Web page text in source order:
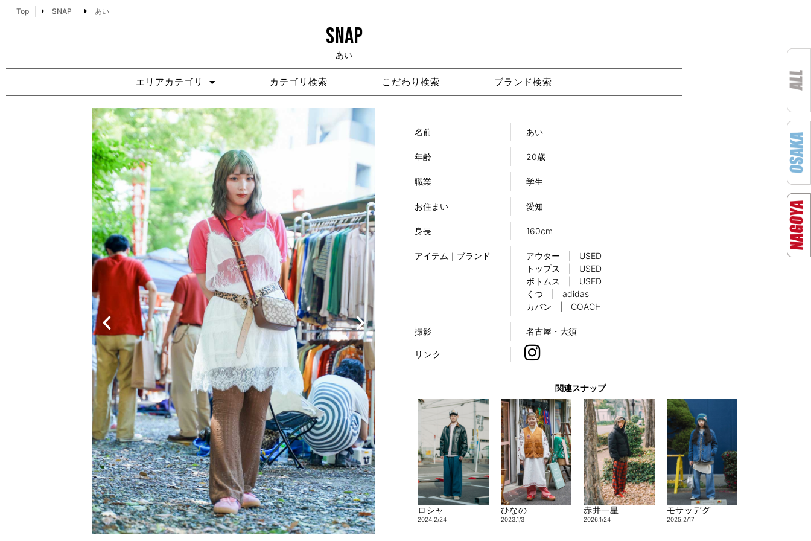
Top SNAP あい
SNAP
あい
エリアカテゴリ カテゴリ検索 こだわり検索 ブランド検索
名前 あい
年齢 20歳
職業 学生
お住まい 愛知
身長 160cm
アイテム｜ブランド
アウター | USED
トップス | USED
ボトムス | USED
くつ | adidas
カバン | COACH
撮影 名古屋・大須
リンク
関連スナップ
ロシャ
2024.2/24
ひなの
2023.1/3
赤井一星
2026.1/24
モサッデグ
2025.2/17